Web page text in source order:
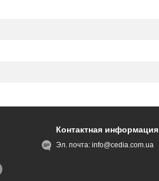
Контактная информация
Эл. почта:info@cedia.com.ua